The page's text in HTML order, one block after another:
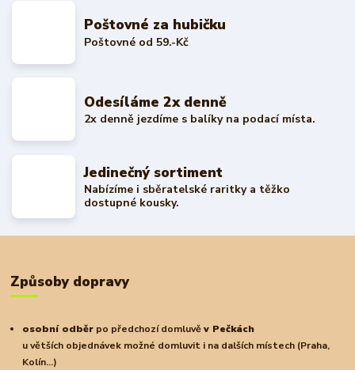
Poštovné za hubičku
Poštovné od 59.-Kč
Odesíláme 2x denně
2x denně jezdíme s balíky na podací místa.
Jedinečný sortiment
Nabízíme i sběratelské raritky a těžko
dostupné kousky.
Způsoby dopravy
osobní odběr po předchozí domluvěv Pečkách
u větších objednávek možné domluvit i na dalších místech (Praha,
Kolín...)